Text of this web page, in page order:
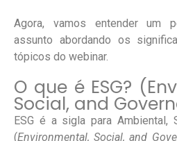
Agora, vamos entender um
assunto abordando os
tópicos do webinar.
O que é ESG?
Social, and
ESG é a sigla para Ambiental,
(Environmental, Social, and